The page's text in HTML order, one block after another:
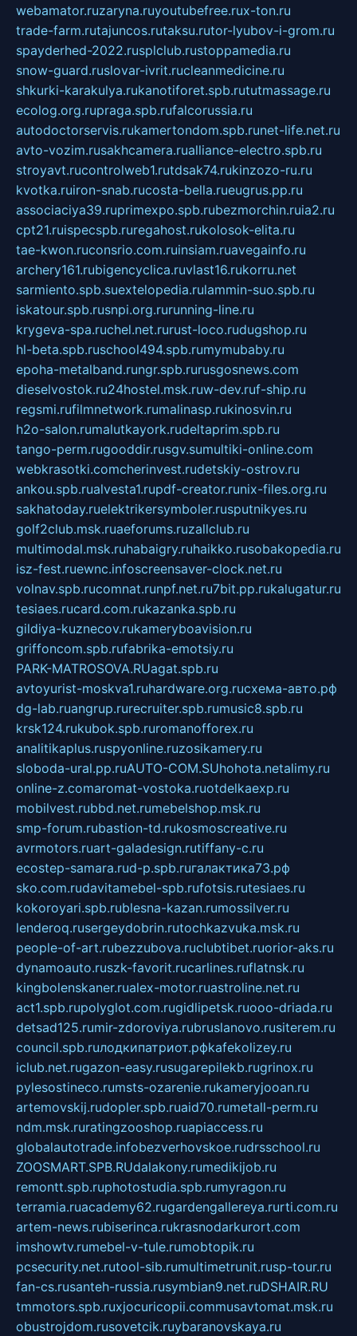
webamator.ruzaryna.ruyoutubefree.rux-ton.ru
trade-farm.rutajuncos.rutaksu.rutor-lyubov-i-grom.ru
spayderhed-2022.rusplclub.rustoppamedia.ru
snow-guard.ruslovar-ivrit.rucleanmedicine.ru
shkurki-karakulya.rukanotiforet.spb.rututmassage.ru
ecolog.org.rupraga.spb.rufalcorussia.ru
autodoctorservis.rukamertondom.spb.runet-life.net.ru
avto-vozim.rusakhcamera.rualliance-electro.spb.ru
stroyavt.rucontrolweb1.rutdsak74.rukinzozo-ru.ru
kvotka.ruiron-snab.rucosta-bella.rueugrus.pp.ru
associaciya39.ruprimexpo.spb.rubezmorchin.ruia2.ru
cpt21.ruispecspb.ruregahost.rukolosok-elita.ru
tae-kwon.ruconsrio.com.ruinsiam.ruavegainfo.ru
archery161.rubigencyclica.ruvlast16.rukorru.net
sarmiento.spb.suextelopedia.rulammin-suo.spb.ru
iskatour.spb.rusnpi.org.rurunning-line.ru
krygeva-spa.ruchel.net.rurust-loco.rudugshop.ru
hl-beta.spb.ruschool494.spb.rumymubaby.ru
epoha-metalband.rungr.spb.rurusgosnews.com
dieselvostok.ru24hostel.msk.ruw-dev.ruf-ship.ru
regsmi.rufilmnetwork.rumalinasp.rukinosvin.ru
h2o-salon.rumalutkayork.rudeltaprim.spb.ru
tango-perm.rugooddir.rusgv.sumultiki-online.com
webkrasotki.comcherinvest.rudetskiy-ostrov.ru
ankou.spb.rualvesta1.rupdf-creator.runix-files.org.ru
sakhatoday.ruelektrikersymboler.rusputnikyes.ru
golf2club.msk.ruaeforums.ruzallclub.ru
multimodal.msk.ruhabaigry.ruhaikko.rusobakopedia.ru
isz-fest.ruewnc.infoscreensaver-clock.net.ru
volnav.spb.rucomnat.runpf.net.ru7bit.pp.rukalugatur.ru
tesiaes.rucard.com.rukazanka.spb.ru
gildiya-kuznecov.rukameryboavision.ru
griffoncom.spb.rufabrika-emotsiy.ru
PARK-MATROSOVA.RUagat.spb.ru
avtoyurist-moskva1.ruhardware.org.ruсхема-авто.рф
dg-lab.ruangrup.rurecruiter.spb.rumusic8.spb.ru
krsk124.rukubok.spb.ruromanofforex.ru
analitikaplus.ruspyonline.ruzosikamery.ru
sloboda-ural.pp.ruAUTO-COM.SUhohota.netalimy.ru
online-z.comaromat-vostoka.ruotdelkaexp.ru
mobilvest.rubbd.net.rumebelshop.msk.ru
smp-forum.rubastion-td.rukosmoscreative.ru
avrmotors.ruart-galadesign.rutiffany-c.ru
ecostep-samara.rud-p.spb.ruгалактика73.рф
sko.com.rudavitamebel-spb.rufotsis.rutesiaes.ru
kokoroyari.spb.rublesna-kazan.rumossilver.ru
lenderoq.rusergeydobrin.rutochkazvuka.msk.ru
people-of-art.rubezzubova.ruclubtibet.ruorior-aks.ru
dynamoauto.ruszk-favorit.rucarlines.ruflatnsk.ru
kingbolenskaner.rualex-motor.ruastroline.net.ru
act1.spb.rupolyglot.com.rugidlipetsk.ruooo-driada.ru
detsad125.rumir-zdoroviya.rubruslanovo.rusiterem.ru
council.spb.ruлодкипатриот.рфkafekolizey.ru
iclub.net.rugazon-easy.rusugarepilekb.rugrinox.ru
pylesostineco.rumsts-ozarenie.rukameryjooan.ru
artemovskij.rudopler.spb.ruaid70.rumetall-perm.ru
ndm.msk.ruratingzooshop.ruapiaccess.ru
globalautotrade.infobezverhovskoe.rudrsschool.ru
ZOOSMART.SPB.RUdalakony.rumedikijob.ru
remontt.spb.ruphotostudia.spb.rumyragon.ru
terramia.ruacademy62.rugardengallereya.rurti.com.ru
artem-news.rubiserinca.rukrasnodarkurort.com
imshowtv.rumebel-v-tule.rumobtopik.ru
pcsecurity.net.rutool-sib.rumultimetrunit.rusp-tour.ru
fan-cs.rusanteh-russia.rusymbian9.net.ruDSHAIR.RU
tmmotors.spb.ruxjocuricopii.commusavtomat.msk.ru
obustrojdom.rusovetcik.ruybaranovskaya.ru